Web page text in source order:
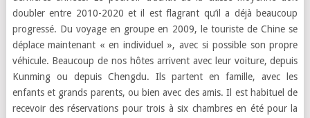
doubler entre 2010-2020 et il est flagrant qu’il a déjà beaucoup
progressé. Du voyage en groupe en 2009, le touriste de Chine se
déplace maintenant « en individuel », avec si possible son propre
véhicule. Beaucoup de nos hôtes arrivent avec leur voiture, depuis
Kunming ou depuis Chengdu. Ils partent en famille, avec les
enfants et grands parents, ou bien avec des amis. Il est habituel de
recevoir des réservations pour trois à six chambres en été pour la